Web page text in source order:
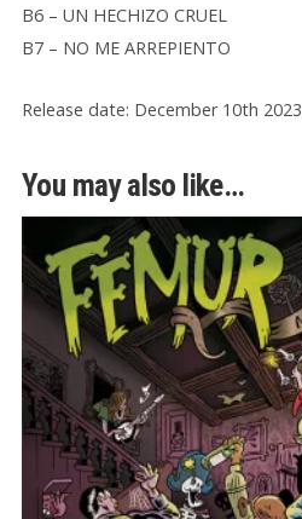
B6 – UN HECHIZO CRUEL
B7 – NO ME ARREPIENTO
Release date: December 10th 2023
You may also like…